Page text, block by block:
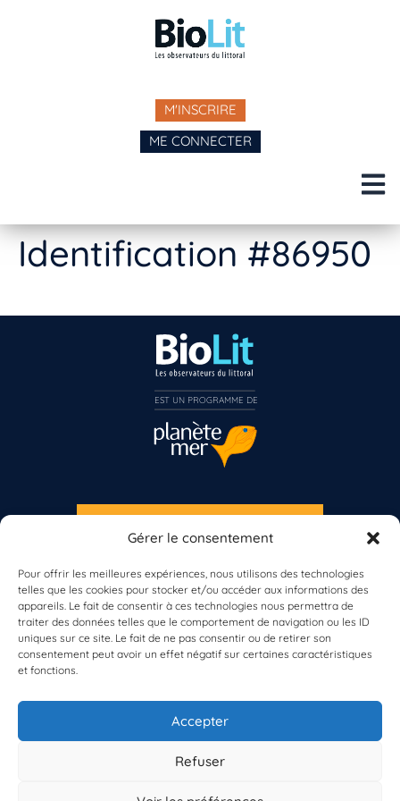
Gérer le consentement
Pour offrir les meilleures expériences, nous utilisons des technologies
telles que les cookies pour stocker et/ou accéder aux informations des
appareils. Le fait de consentir à ces technologies nous permettra de
traiter des données telles que le comportement de navigation ou les ID
uniques sur ce site. Le fait de ne pas consentir ou de retirer son
consentement peut avoir un effet négatif sur certaines caractéristiques
et fonctions.
Accepter
Refuser
M'INSCRIRE
ME CONNECTER
Identification #86950
À propos de BioLit
Vos données d'observation
Ressources
Résultats du programme
Contacts
S'INSCRIRE À LA NEWSLETTER
Inscrivez-vous dès maintenant